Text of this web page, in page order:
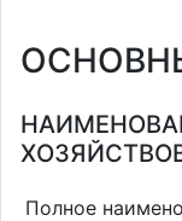
Полное